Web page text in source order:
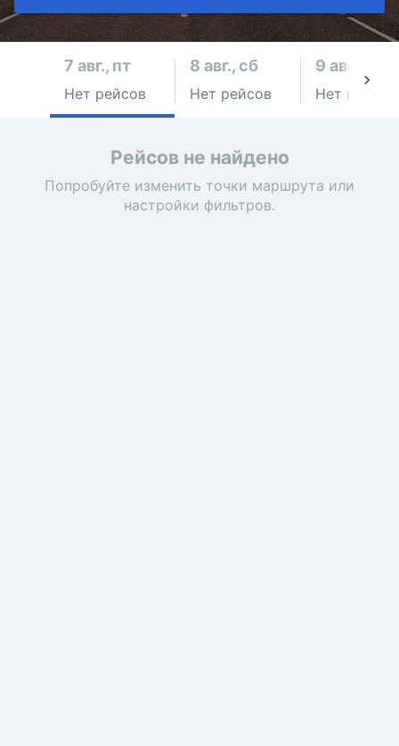
7 авг., пт
Нет рейсов
8 авг., сб
Нет рейсов
9 авг., вс
Нет рейсов
Рейсов не найдено
Попробуйте изменить точки маршрута или
настройки фильтров.